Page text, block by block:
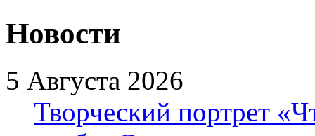
Новости
5 Августа 2026
Творческий портрет